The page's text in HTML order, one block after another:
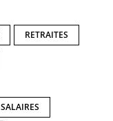
RETRAITES
SALAIRES